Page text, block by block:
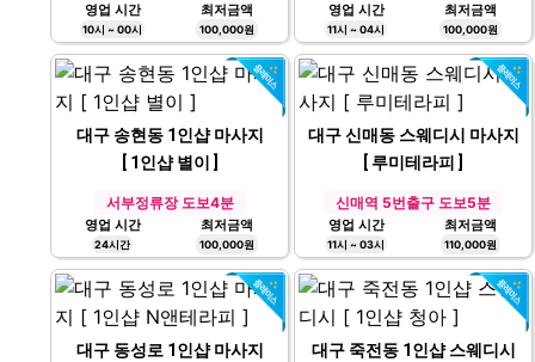
영업 시간
10시 ~ 00시
최저금액
100,000원
영업 시간
11시 ~ 04시
최저금액
100,000원
대구 송현동 1인샵 마사지
[ 1인샵 별이 ]
서부정류장 도보4분
영업 시간
24시간
최저금액
100,000원
대구 신매동 스웨디시 마사지
[ 루미테라피 ]
신매역 5번출구 도보5분
영업 시간
11시 ~ 03시
최저금액
110,000원
대구 동성로 1인샵 마사지
대구 죽전동 1인샵 스웨디시